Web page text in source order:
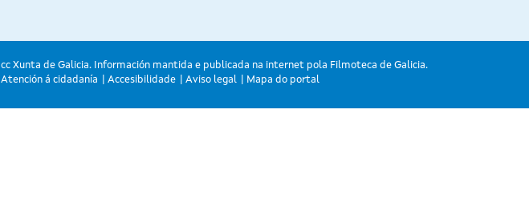
cc Xunta de Galicia. Información mantida e publicada na internet pola Filmoteca de Galicia.
Atención á cidadanía
Accesibilidade Aviso legal Mapa do portal